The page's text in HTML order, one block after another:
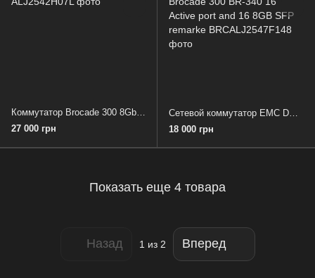
Коммутатор Brocade 300 8Gb SAN Switch 24-Ports
27 000 грн
Сетевой коммутатор EMC DS-300B 100-652-065 Brocade 300 BR-340 16 Active port and 16 8GB SFP remarke
18 000 грн
Показать еще 4 товара
Назад 1 из 2 Вперед